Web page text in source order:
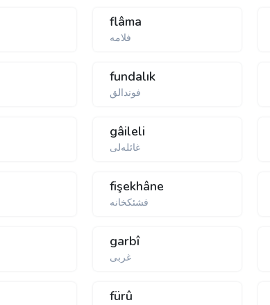
flâma
فلامه
fundalık
فوندالق
gâileli
غائله‌لی
fişekhâne
فشئكخانه
garbî
غربی
fürû